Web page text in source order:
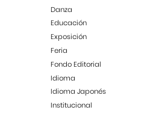
Danza
Educación
Exposición
Feria
Fondo Editorial
Idioma
Idioma Japonés
Institucional